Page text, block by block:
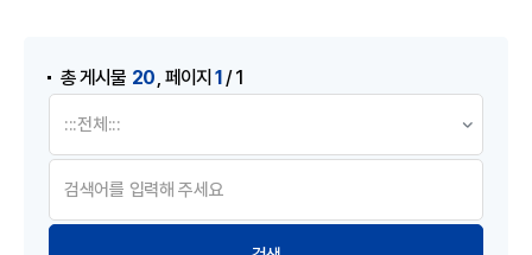
총 게시물 20 ,페이지1/ 1